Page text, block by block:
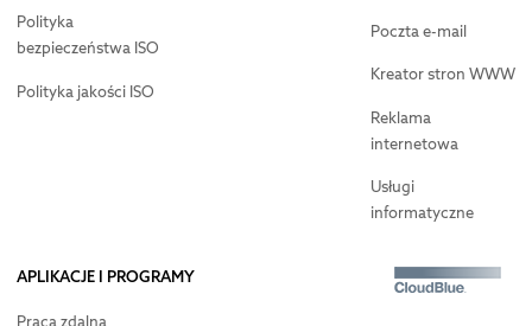
Polityka
bezpieczeństwa ISO
Polityka jakości ISO
Poczta e-mail
Kreator stron WWW
Reklama
internetowa
Usługi
informatyczne
APLIKACJE I PROGRAMY